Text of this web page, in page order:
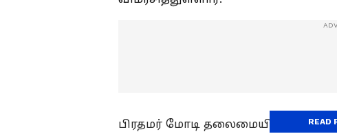
பிரதமர் மோடி தலைமையிலானREAD